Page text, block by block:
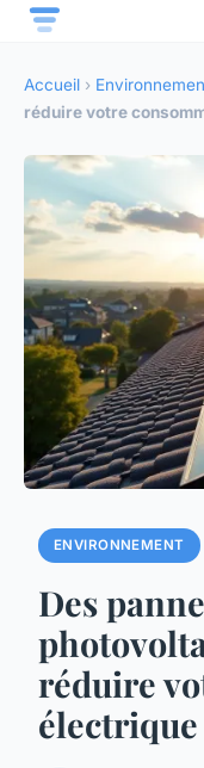
Accueil ›
réduire votre
ENVIRONNEMENT
Des
réduire
électrique